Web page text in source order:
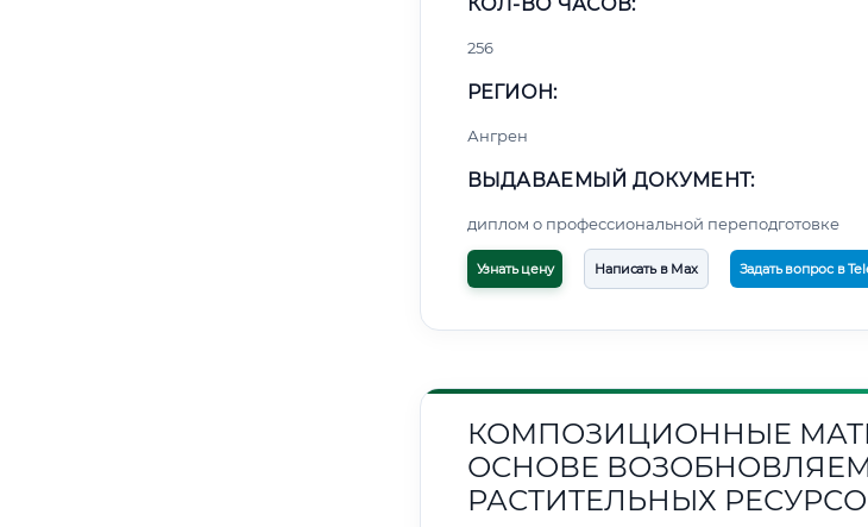
256
РЕГИОН:
Ангрен
ВЫДАВАЕМЫЙ ДОКУМЕНТ:
диплом о профессиональной переподготовке
Узнать цену Написать в Max Задать вопрос в
КОМПОЗИЦИОННЫЕ
ОСНОВЕ
РАСТИТЕЛЬНЫХ